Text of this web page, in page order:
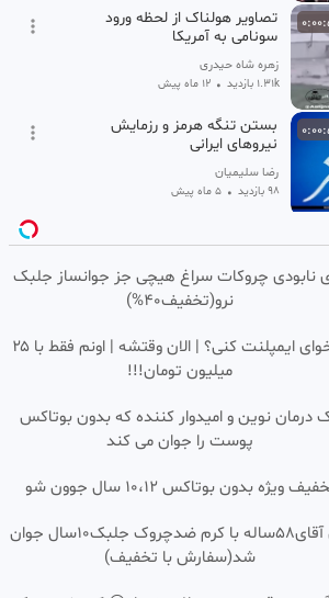
تصاویر هولناک از لحظه ورود
سونامی به آمریکا
زهره شاه حیدری
1.31k بازدید • 12 ماه پیش
بستن تنگه هرمز و رزمایش
نیروهای ایرانی
رضا سلیمیان
98 بازدید • 5 ماه پیش
هوایی
سینمایی، طنز ، علمی
• 6 ماه پیش
تیر در عراق تشییع خواهد شد..
معصومی نژاد ازدلیل چاق نشدن
پیتزا می گوید
شیرزاد TV
لحظه ورود پیکر رهبر شهید انقلاب
به مراسم وداع■■
نابودی چروکات سراغ هیچی جز جوانساز جلبک
نرو(تخفیف40%)
میخوای ایمپلنت کنی؟ | الان وقتشه | اونم فقط با ۲۵
میلیون تومان!!!
درمان نوین و امیدوار کننده که بدون بوتاکس
پوست را جوان می کند
ویژه بدون بوتاکس ۱۰،۱۲ سال جوون شو
این آقای58ساله با کرم ضدچروک جلبک10سال جوان
شد(سفارش با تخفیف)